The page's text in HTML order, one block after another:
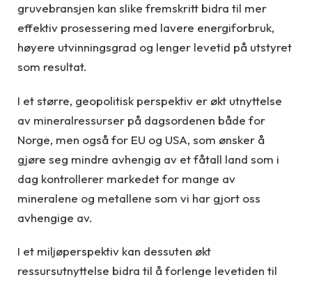
gruvebransjen kan slike fremskritt bidra til mer
effektiv prosessering med lavere energiforbruk,
høyere utvinningsgrad og lenger levetid på utstyret
som resultat.
I et større, geopolitisk perspektiv er økt utnyttelse
av mineralressurser på dagsordenen både for
Norge, men også for EU og USA, som ønsker å
gjøre seg mindre avhengig av et fåtall land som i
dag kontrollerer markedet for mange av
mineralene og metallene som vi har gjort oss
avhengige av.
I et miljøperspektiv kan dessuten økt
ressursutnyttelse bidra til å forlenge levetiden til